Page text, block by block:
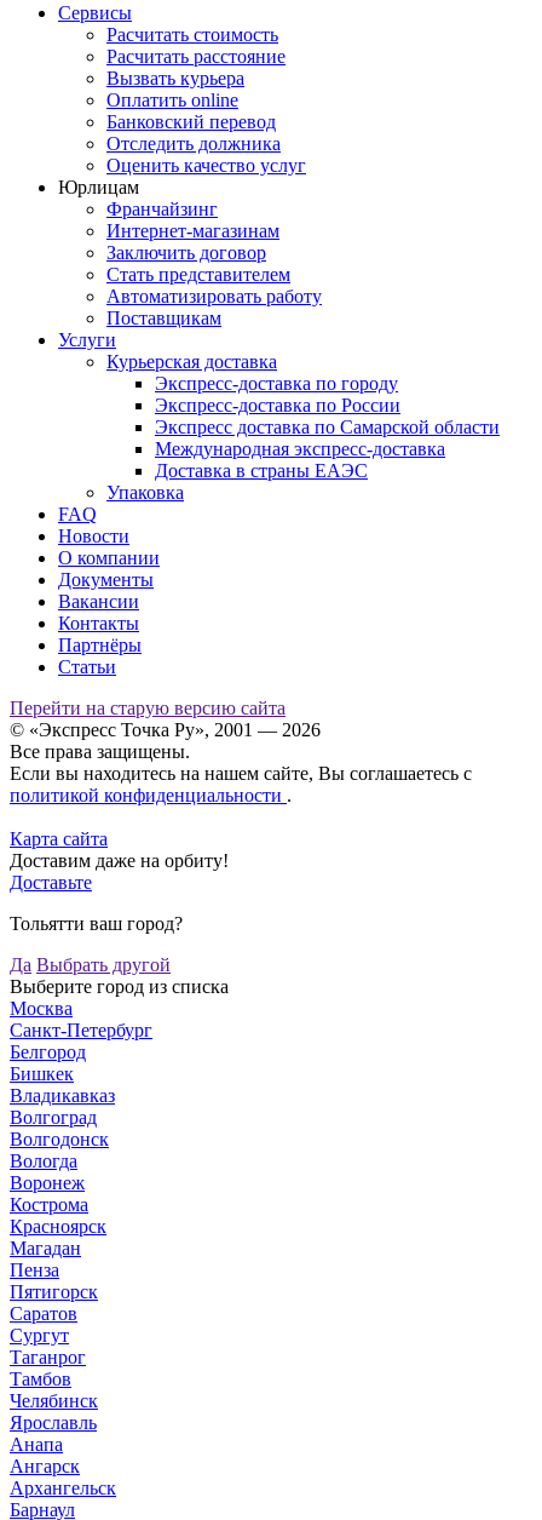
Сервисы
Расчитать стоимость
Расчитать расстояние
Вызвать курьера
Оплатить online
Банковский перевод
Отследить должника
Оценить качество услуг
Юрлицам
Франчайзинг
Интернет-магазинам
Заключить договор
Стать представителем
Автоматизировать работу
Поставщикам
Услуги
Курьерская доставка
Экспресс-доставка по городу
Экспресс-доставка по России
Экспресс доставка по Самарской области
Международная экспресс-доставка
Доставка в страны ЕАЭС
Упаковка
FAQ
Новости
О компании
Документы
Вакансии
Контакты
Партнёры
Статьи
Перейти на старую версию сайта
© «Экспресс Точка Ру», 2001 — 2026
Все права защищены.
Если вы находитесь на нашем сайте, Вы соглашаетесь с
политикой конфиденциальности .
Карта сайта
Доставим даже на орбиту!
Доставьте
Тольятти ваш город?
Да Выбрать другой
Выберите город из списка
Москва
Санкт-Петербург
Белгород
Бишкек
Владикавказ
Волгоград
Волгодонск
Вологда
Воронеж
Кострома
Красноярск
Магадан
Пенза
Пятигорск
Саратов
Сургут
Таганрог
Тамбов
Челябинск
Ярославль
Анапа
Ангарск
Архангельск
Барнаул